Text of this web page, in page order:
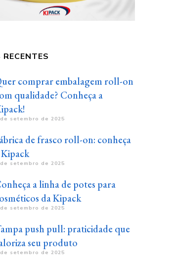
comprar embalagem roll-on
qualidade? Conheça a
setembro de 2025
de frasco roll-on: conheça
Kipack
setembro de 2025
a linha de potes para
da Kipack
setembro de 2025
push pull: praticidade que
seu produto
setembro de 2025